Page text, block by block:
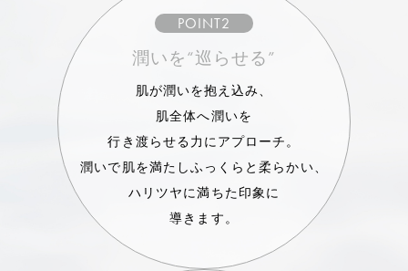
POINT2
潤いを“巡らせる”
肌が潤いを抱え込み、
肌全体へ潤いを
行き渡らせる力にアプローチ。
潤いで肌を満たしふっくらと柔らかい、
ハリツヤに満ちた印象に
導きます。